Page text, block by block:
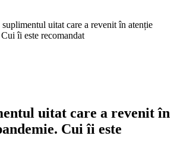
uitat care a revenit în atenție
îi este recomandat
uitat care a revenit în
Cui îi este